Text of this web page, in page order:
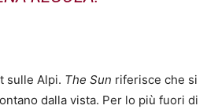
sulle Alpi. The Sun riferisce che si
dalla vista. Per lo più fuori di